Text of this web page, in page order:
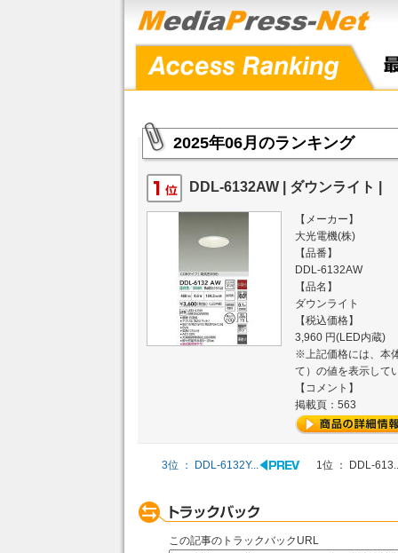
2025年06月のランキング
DDL-6132AW | ダウンライト |
【メーカー】
大光電機(株)
【品番】
DDL-6132AW
【品名】
ダウンライト
【税込価格】
3,960 円(LED内蔵)
※上記価格には、本
て）の値を表示して
【コメント】
掲載頁：563
3位 ： DDL-6132Y... 1位 ： DDL-
この記事のトラックバックURL